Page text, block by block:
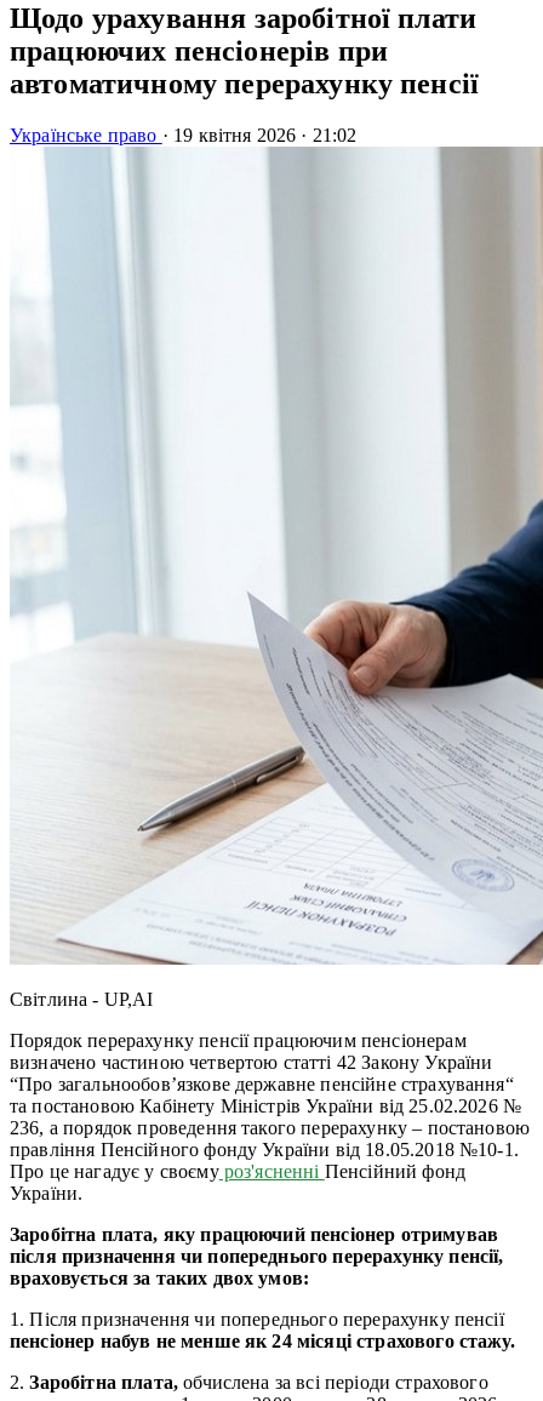
Щодо урахування заробітної плати
працюючих пенсіонерів при
автоматичному перерахунку пенсії
Українське право · 19 квітня 2026 · 21:02
Світлина - UP,AI
Порядок перерахунку пенсії працюючим пенсіонерам
визначено частиною четвертою статті 42 Закону України
“Про загальнообов’язкове державне пенсійне страхування“
та постановою Кабінету Міністрів України від 25.02.2026 №
236, а порядок проведення такого перерахунку – постановою
правління Пенсійного фонду України від 18.05.2018 №10-1.
Про це нагадує у своємуроз'ясненні Пенсійний фонд
України.
Заробітна плата, яку працюючий пенсіонер отримував
після призначення чи попереднього перерахунку пенсії,
враховується за таких двох умов:
1. Після призначення чи попереднього перерахунку пенсії
пенсіонер набув не менше як 24 місяці страхового стажу.
2.Заробітна плата,обчислена за всі періоди страхового